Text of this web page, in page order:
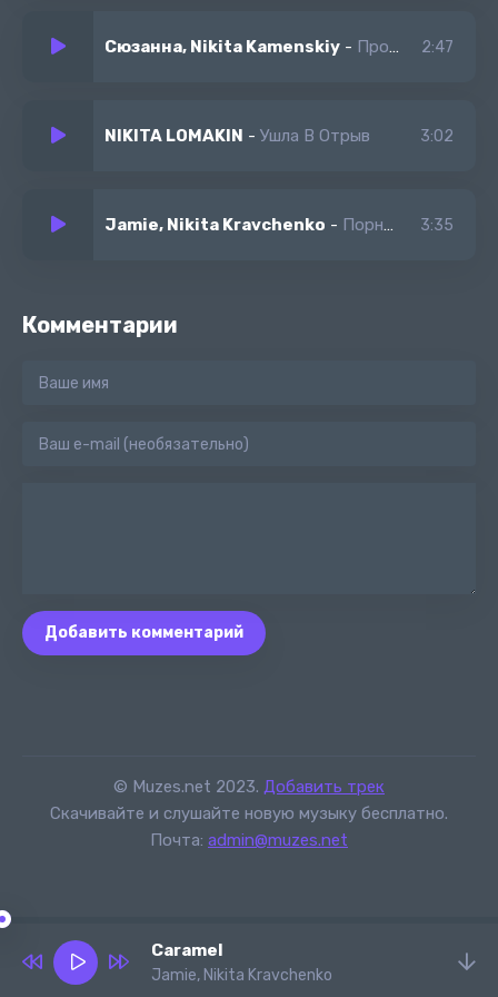
Сюзанна, Nikita Kamenskiy - Провода 2:47
NIKITA LOMAKIN - Ушла В Отрыв 3:02
Jamie, Nikita Kravchenko - Порнозвезда 3:35
Комментарии
Добавить комментарий
© Muzes.net 2023. Добавить трек
Скачивайте и слушайте новую музыку бесплатно.
Почта: admin@muzes.net
Caramel
Jamie, Nikita Kravchenko